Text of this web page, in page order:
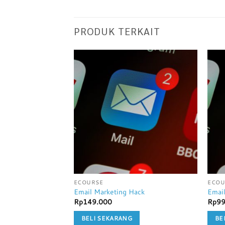
PRODUK TERKAIT
ECOURSE
Email Marketing Hack
Rp149.000
BELI SEKARANG
Rp